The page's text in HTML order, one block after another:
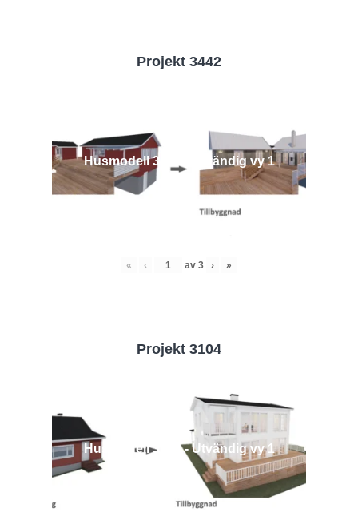
Projekt 3442
Husmodell 3442 - Utvändig vy 1
« ‹ av 3 › »
Projekt 3104
Husmodell 3104 - Utvändig vy 1